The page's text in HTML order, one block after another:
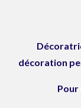
décoration
Pour